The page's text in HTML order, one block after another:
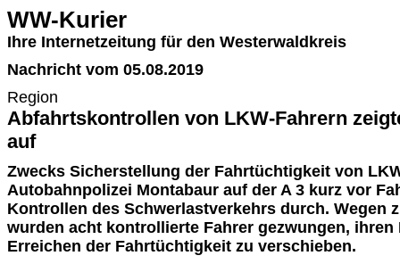
WW-Kurier
Ihre Internetzeitung für den Westerwaldkreis
Nachricht vom 05.08.2019
Region
Abfahrtskontrollen von LKW-Fahrern
auf
Zwecks Sicherstellung der Fahrtüchtigkeit von
Autobahnpolizei Montabaur auf der A 3 kurz vor
Kontrollen des Schwerlastverkehrs durch. Wegen
wurden acht kontrollierte Fahrer gezwungen,
Erreichen der Fahrtüchtigkeit zu verschieben.